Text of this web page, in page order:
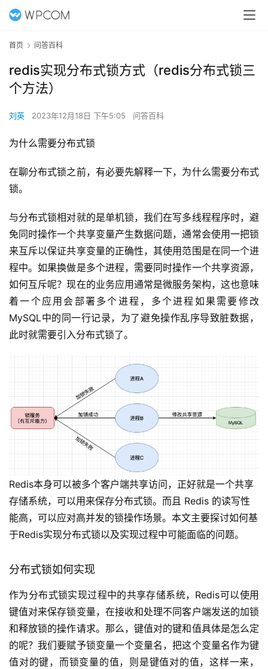
首页 问答百科
redis实现分布式锁方式（redis分布式锁三
个方法）
刘英 2023年12月18日 下午5:05 问答百科
为什么需要分布式锁
在聊分布式锁之前，有必要先解释一下，为什么需要分布式
锁。
与分布式锁相对就的是单机锁，我们在写多线程程序时，避
免同时操作一个共享变量产生数据问题，通常会使用一把锁
来互斥以保证共享变量的正确性，其使用范围是在同一个进
程中。如果换做是多个进程，需要同时操作一个共享资源，
如何互斥呢？现在的业务应用通常是微服务架构，这也意味
着一个应用会部署多个进程，多个进程如果需要修改
MySQL中的同一行记录，为了避免操作乱序导致脏数据，
此时就需要引入分布式锁了。
Redis本身可以被多个客户端共享访问，正好就是一个共享
存储系统，可以用来保存分布式锁。而且 Redis 的读写性
能高，可以应对高并发的锁操作场景。本文主要探讨如何基
于Redis实现分布式锁以及实现过程中可能面临的问题。
分布式锁如何实现
作为分布式锁实现过程中的共享存储系统，Redis可以使用
键值对来保存锁变量，在接收和处理不同客户端发送的加锁
和释放锁的操作请求。那么，键值对的键和值具体是怎么定
的呢？我们要赋予锁变量一个变量名，把这个变量名作为键
值对的键，而锁变量的值，则是键值对的值，这样一来，